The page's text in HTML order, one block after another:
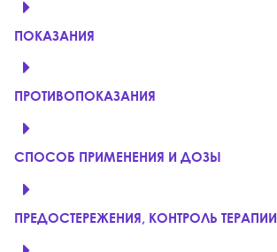
ПОКАЗАНИЯ
ПРОТИВОПОКАЗАНИЯ
СПОСОБ ПРИМЕНЕНИЯ И ДОЗЫ
ПРЕДОСТЕРЕЖЕНИЯ, КОНТРОЛЬ ТЕРАПИИ